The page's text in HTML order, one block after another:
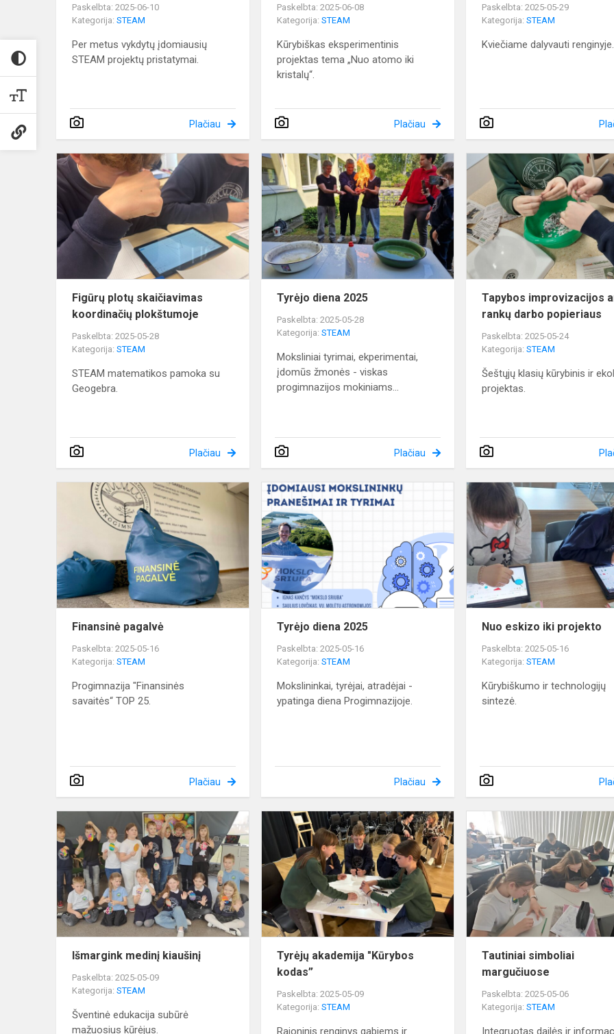
Paskelbta: 2025-06-10
Kategorija: STEAM
Per metus vykdytų įdomiausių
STEAM projektų pristatymai.
Plačiau
Paskelbta: 2025-06-08
Kategorija:STEAM
Kūrybiškas eksperimentinis
projektas tema „Nuo atomo iki
kristalų“.
Plačiau
Paskelbta: 2025-05-29
Kategorija:STEAM
Kviečiame dalyvauti renginyje.
Figūrų
plotų
skaičiavimas
koordinačių
plokštumoje
Figūrų plotų skaičiavimas
koordinačių plokštumoje
Paskelbta: 2025-05-28
Kategorija: STEAM
STEAM matematikos pamoka su
Geogebra.
Plačiau
Tyrėjo
diena
2025
Tyrėjo diena 2025
Paskelbta: 2025-05-28
Kategorija:STEAM
Moksliniai tyrimai, ekperimentai,
įdomūs žmonės - viskas
progimnazijos mokiniams...
Plačiau
Tapybos improvizacijos
rankų darbo popieriaus
Paskelbta: 2025-05-24
Kategorija:STEAM
Šeštųjų klasių kūrybinis ir
projektas.
Finansinė
pagalvė
Finansinė pagalvė
Paskelbta: 2025-05-16
Kategorija: STEAM
Progimnazija "Finansinės
savaitės“ TOP 25.
Plačiau
Tyrėjo
diena
2025
Tyrėjo diena 2025
Paskelbta: 2025-05-16
Kategorija:STEAM
Mokslininkai, tyrėjai, atradėjai -
ypatinga diena Progimnazijoje.
Plačiau
Nuo eskizo iki projekto
Paskelbta: 2025-05-16
Kategorija:STEAM
Kūrybiškumo ir technologijų
sintezė.
Išmargink
medinį
kiaušinį
Išmargink medinį kiaušinį
Paskelbta: 2025-05-09
Kategorija: STEAM
Šventinė edukacija subūrė
mažuosius kūrėjus.
Tyrėjų
akademija
"Kūrybos
kodas”
Tyrėjų akademija "Kūrybos
kodas”
Paskelbta: 2025-05-09
Kategorija:STEAM
Tautiniai simboliai
margučiuose
Paskelbta: 2025-05-06
Kategorija:STEAM